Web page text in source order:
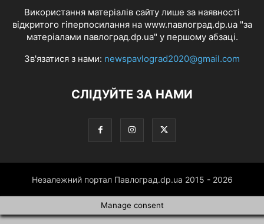
Використання матеріалів сайту лише за наявності
відкритого гіперпосилання на www.павлоград.dp.ua "за
матеріалами павлоград.dp.ua" у першому абзаці.
Зв'язатися з нами: newspavlograd2020@gmail.com
СЛІДУЙТЕ ЗА НАМИ
Незалежний портал Павлоград.dp.ua 2015 - 2026
Manage consent